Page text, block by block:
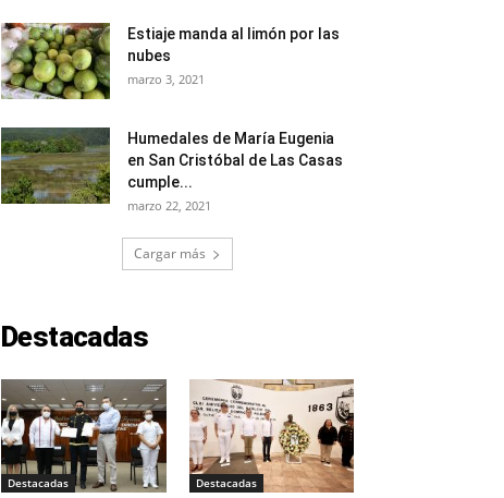
Estiaje manda al limón por las
nubes
marzo 3, 2021
Humedales de María Eugenia
en San Cristóbal de Las Casas
cumple...
marzo 22, 2021
Cargar más
Destacadas
Destacadas Destacadas